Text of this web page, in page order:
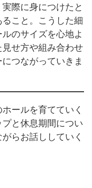
際に身につけたと
こと。こうした細
のサイズを心地よ
せ方や組み合わせ
つながっていきま
ールを育てていく
と休息期間につい
らお話ししていく